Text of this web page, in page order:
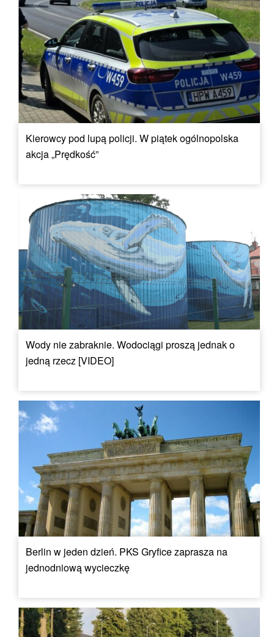
Kierowcy pod lupą policji. W piątek ogólnopolska
akcja „Prędkość”
Wody nie zabraknie. Wodociągi proszą jednak o
jedną rzecz [VIDEO]
Berlin w jeden dzień. PKS Gryfice zaprasza na
jednodniową wycieczkę